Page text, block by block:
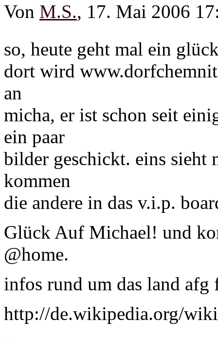
Von M.S., 17. Mai 2006
so, heute geht mal ein
dort wird
an
micha, er ist schon seit
ein paar
bilder geschickt. eins sieht
kommen
die andere in das v.i.p.
Glück Auf Michael! und
@home.
infos rund um das land
http://de.wikipedia.org/